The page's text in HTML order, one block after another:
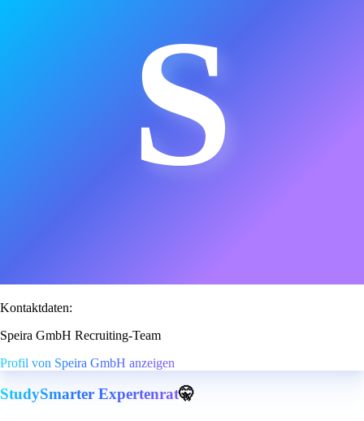
S
Kontaktdaten:
Speira GmbH Recruiting-Team
Profil von Speira GmbH anzeigen
StudySmarter Expertenrat🤫